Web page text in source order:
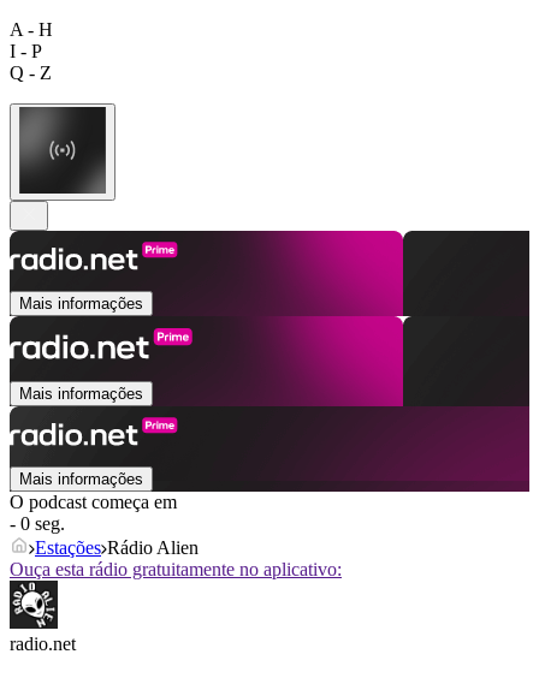
A - H
I - P
Q - Z
Mais informações
Mais informações
Mais informações
O podcast começa em
- 0 seg.
Estações Rádio Alien
Ouça esta rádio gratuitamente no aplicativo:
radio.net